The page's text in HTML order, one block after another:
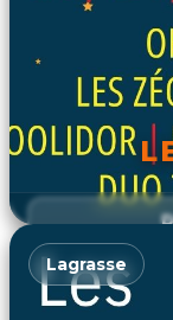
Lagrasse